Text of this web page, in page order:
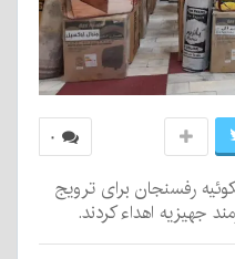
۰
رفسنجان برای ترویج
جهیزیه اهداء کردند.